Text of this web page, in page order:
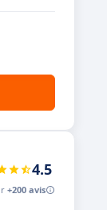
4.5
+200 avis